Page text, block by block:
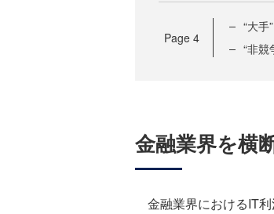
Page 4
“大手
“非
金融業界を横
金融業界におけるIT